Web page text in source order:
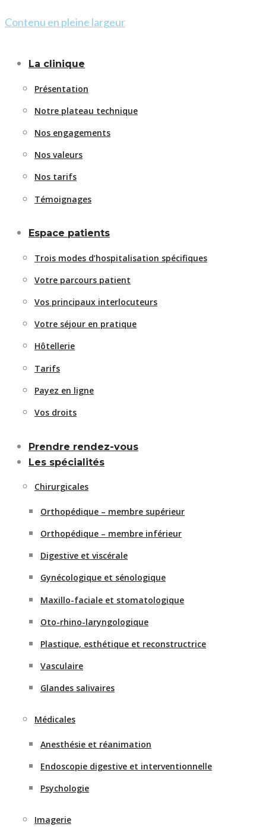
Contenu en pleine largeur
La clinique
Présentation
Notre plateau technique
Nos engagements
Nos valeurs
Nos tarifs
Témoignages
Espace patients
Trois modes d’hospitalisation spécifiques
Votre parcours patient
Vos principaux interlocuteurs
Votre séjour en pratique
Hôtellerie
Tarifs
Payez en ligne
Vos droits
Prendre rendez-vous
Les spécialités
Chirurgicales
Orthopédique – membre supérieur
Orthopédique – membre inférieur
Digestive et viscérale
Gynécologique et sénologique
Maxillo-faciale et stomatologique
Oto-rhino-laryngologique
Plastique, esthétique et reconstructrice
Vasculaire
Glandes salivaires
Médicales
Anesthésie et réanimation
Endoscopie digestive et interventionnelle
Psychologie
Imagerie